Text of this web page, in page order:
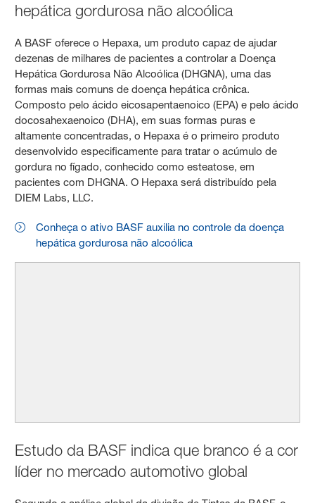
hepática gordurosa não alcoólica
A BASF oferece o Hepaxa, um produto capaz de ajudar
dezenas de milhares de pacientes a controlar a Doença
Hepática Gordurosa Não Alcoólica (DHGNA), uma das
formas mais comuns de doença hepática crônica.
Composto pelo ácido eicosapentaenoico (EPA) e pelo ácido
docosahexaenoico (DHA), em suas formas puras e
altamente concentradas, o Hepaxa é o primeiro produto
desenvolvido especificamente para tratar o acúmulo de
gordura no fígado, conhecido como esteatose, em
pacientes com DHGNA. O Hepaxa será distribuído pela
DIEM Labs, LLC.
Conheça o ativo BASF auxilia no controle da doença
hepática gordurosa não alcoólica
Estudo da BASF indica que branco é a cor
líder no mercado automotivo global